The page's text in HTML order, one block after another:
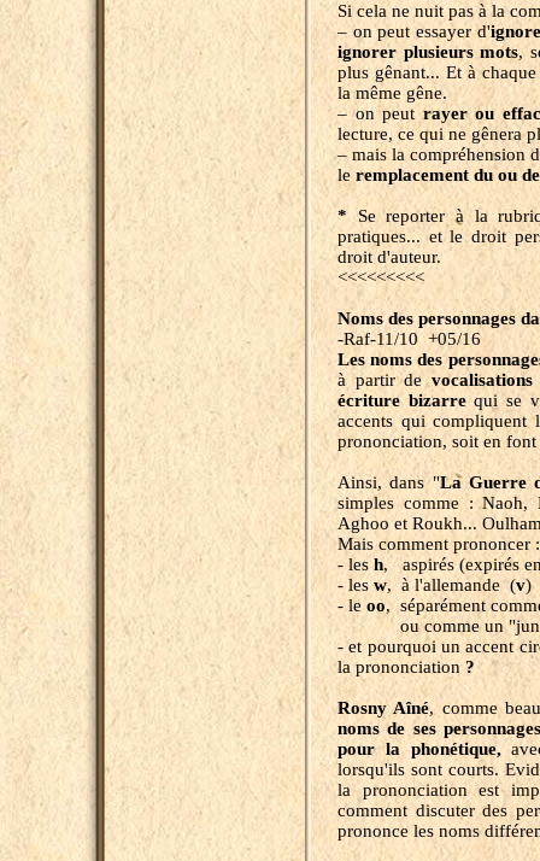
Si cela ne nuit pas à la
– on peut essayer d'
ignorer plusieurs mots,
plus gênant... Et à
la même gêne.
– on peut rayer ou
lecture, ce qui ne gênera
– mais la compréhension
le remplacement du ou
* Se reporter à la
pratiques... et le droit
droit d'auteur.
<<<<<<<<<
Noms des personnages
-Raf-11/10 +05/16
Les noms des
à partir devocalisations
écriture bizarrequi se
accents qui compliquent
prononciation, soit en font
Ainsi, dans "La Guerre
simples comme : Naoh,
Aghoo et Roukh...
Mais comment prononcer :
- les h, aspirés (expirés
- lesw, à l'allemande (v)
- leoo, séparément
ou comme un
- et pourquoi un accent
la prononciation ?
Rosny Aîné, comme
noms de ses
pour la phonétique,
lorsqu'ils sont courts.
la prononciation est
comment discuter des
prononce les noms